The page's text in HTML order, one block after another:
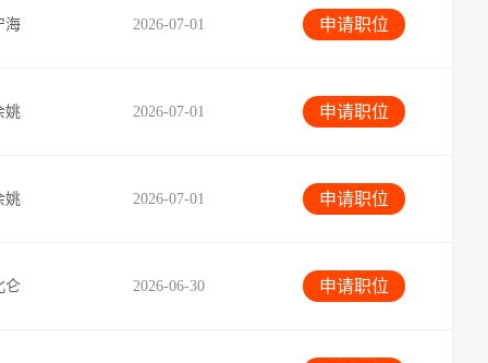
申请职位
2026-07-01
海
申请职位
2026-07-01
姚
申请职位
2026-07-01
姚
申请职位
2026-06-30
仑